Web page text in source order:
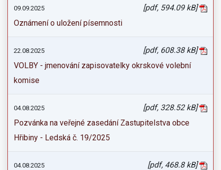
09.09.2025
[pdf, 594.09 kB]
Oznámení o uložení písemnosti
22.08.2025
[pdf, 608.38 kB]
VOLBY - jmenování zapisovatelky okrskové volební
komise
04.08.2025
[pdf, 328.52 kB]
Pozvánka na veřejné zasedání Zastupitelstva obce
Hřibiny - Ledská č. 19/2025
04.08.2025
[pdf, 468.8 kB]